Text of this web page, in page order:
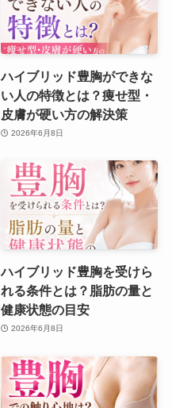
ハイブリッド豊胸ができな
い人の特徴とは？痩せ型・
皮膚が硬い方の解決策
2026年6月8日
ハイブリッド豊胸を受けら
れる条件とは？脂肪の量と
健康状態の目安
2026年6月8日